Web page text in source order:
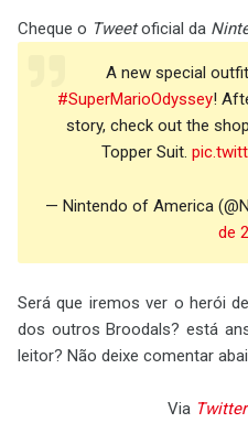
Cheque o Tweetoficial da
A new special
#SuperMarioOdyssey!
story, check out the
Topper Suit.
— Nintendo of America
de
Será que iremos ver o herói de
dos outros Broodals? está
leitor? Não deixe comentar
Via